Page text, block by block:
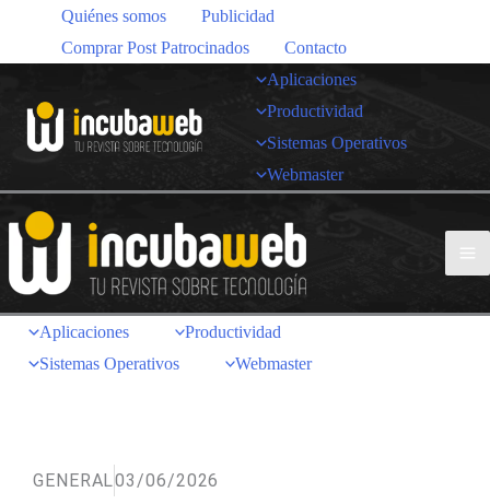
Quiénes somos
Publicidad
Comprar Post Patrocinados
Contacto
Aplicaciones
Productividad
Sistemas Operativos
Webmaster
Aplicaciones
Productividad
Sistemas Operativos
Webmaster
GENERAL03/06/2026